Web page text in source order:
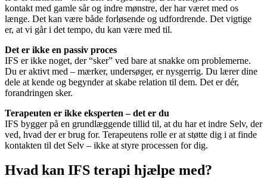
kontakt med gamle sår og indre mønstre, der har været med os
længe. Det kan være både forløsende og udfordrende. Det vigtige
er, at vi går i det tempo, du kan være med til.
Det er ikke en passiv proces
IFS er ikke noget, der “sker” ved bare at snakke om problemerne.
Du er aktivt med – mærker, undersøger, er nysgerrig. Du lærer dine
dele at kende og begynder at skabe relation til dem. Det er dér,
forandringen sker.
Terapeuten er ikke eksperten – det er du
IFS bygger på en grundlæggende tillid til, at du har et indre Selv, der
ved, hvad der er brug for. Terapeutens rolle er at støtte dig i at finde
kontakten til det Selv – ikke at styre processen for dig.
Hvad kan IFS terapi hjælpe med?